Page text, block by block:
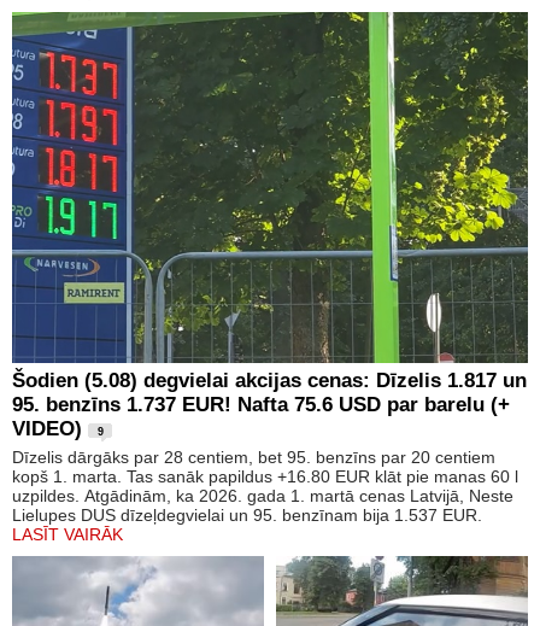
Šodien (5.08) degvielai akcijas cenas: Dīzelis 1.817 un
95. benzīns 1.737 EUR! Nafta 75.6 USD par barelu (+
VIDEO)
9
Dīzelis dārgāks par 28 centiem, bet 95. benzīns par 20 centiem
kopš 1. marta. Tas sanāk papildus +16.80 EUR klāt pie manas 60 l
uzpildes. Atgādinām, ka 2026. gada 1. martā cenas Latvijā, Neste
Lielupes DUS dīzeļdegvielai un 95. benzīnam bija 1.537 EUR.
LASĪT VAIRĀK